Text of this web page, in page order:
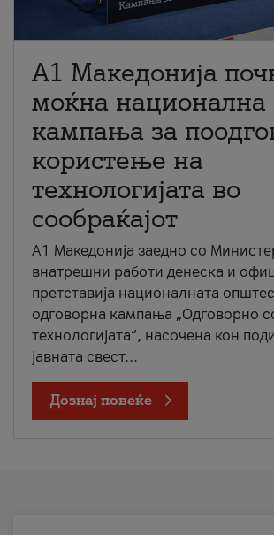
A1 Македонија
моќна национална
кампања за
користење на
технологијата во
сообраќајот
A1 Македонија заедно со
внатрешни работи денеска и
претставија националната
одговорна кампања „Одговорно
технологијата“, насочена кон
јавната свест...
Дознај повеќе